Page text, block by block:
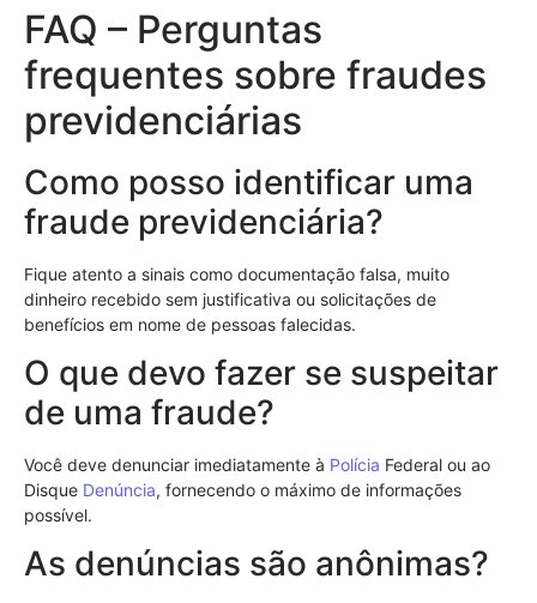
FAQ – Perguntas
frequentes sobre fraudes
previdenciárias
Como posso identificar uma
fraude previdenciária?
Fique atento a sinais como documentação falsa, muito
dinheiro recebido sem justificativa ou solicitações de
benefícios em nome de pessoas falecidas.
O que devo fazer se suspeitar
de uma fraude?
Você deve denunciar imediatamente à Polícia Federal ou ao
Disque Denúncia, fornecendo o máximo de informações
possível.
As denúncias são anônimas?